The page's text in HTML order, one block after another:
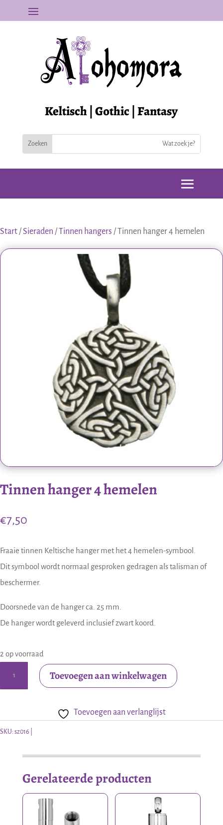
Keltisch | Gothic | Fantasy
Start /Sieraden /Tinnen hangers / Tinnen hanger 4 hemelen
Tinnen hanger 4 hemelen
€7,50
Fraaie tinnen Keltische hanger met het 4 hemelen-symbool.
Dit symbool wordt normaal gesproken gedragen als talisman of
beschermer.
Doorsnede van de hanger ca. 25 mm.
De hanger wordt geleverd inclusief zwart koord.
2 op voorraad
hemelen
aantal
Toevoegen aan winkelwagen
Toevoegen aan verlanglijst
SKU: sz016
Gerelateerde producten